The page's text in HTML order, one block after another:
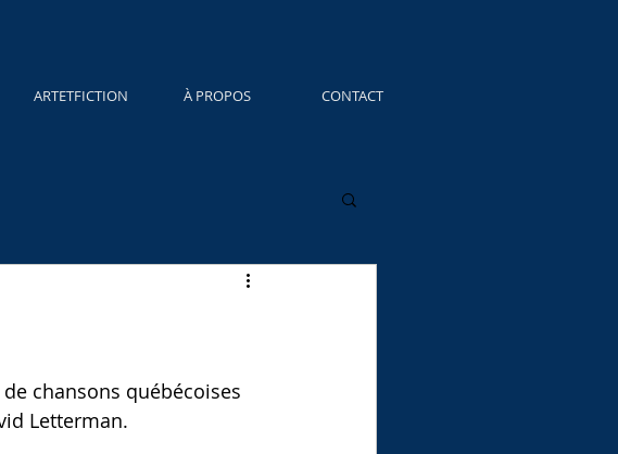
ARTETFICTION À PROPOS CONTACT
chansons québécoises
Letterman.